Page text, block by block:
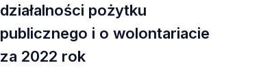
działalności pożytku
publicznego i o wolontariacie
za 2022 rok